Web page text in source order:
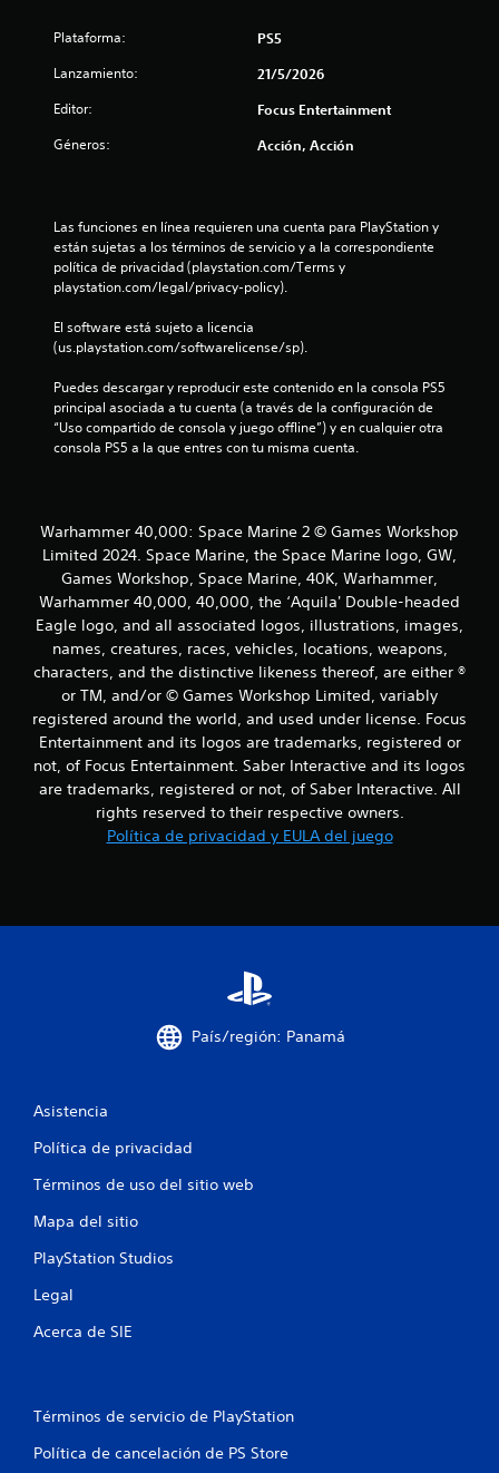
n
a
e
6
3
c
a
l
i
Plataforma: PS5
Lanzamiento: 21/5/2026
Editor: Focus Entertainment
Géneros: Acción, Acción
Las funciones en línea requieren una cuenta para PlayStation y
están sujetas a los términos de servicio y a la correspondiente
política de privacidad (playstation.com/Terms y
playstation.com/legal/privacy-policy).
El software está sujeto a licencia
(us.playstation.com/softwarelicense/sp).
Puedes descargar y reproducir este contenido en la consola PS5
principal asociada a tu cuenta (a través de la configuración de
“Uso compartido de consola y juego offline”) y en cualquier otra
consola PS5 a la que entres con tu misma cuenta.
Warhammer 40,000: Space Marine 2 © Games Workshop
Limited 2024. Space Marine, the Space Marine logo, GW,
Games Workshop, Space Marine, 40K, Warhammer,
Warhammer 40,000, 40,000, the ‘Aquila' Double-headed
Eagle logo, and all associated logos, illustrations, images,
names, creatures, races, vehicles, locations, weapons,
characters, and the distinctive likeness thereof, are either ®
or TM, and/or © Games Workshop Limited, variably
registered around the world, and used under license. Focus
Entertainment and its logos are trademarks, registered or
not, of Focus Entertainment. Saber Interactive and its logos
are trademarks, registered or not, of Saber Interactive. All
rights reserved to their respective owners.
Política de privacidad y EULA del juego
País/región: Panamá
Asistencia
Política de privacidad
Términos de uso del sitio web
Mapa del sitio
PlayStation Studios
Legal
Acerca de SIE
Términos de servicio de PlayStation
Política de cancelación de PS Store